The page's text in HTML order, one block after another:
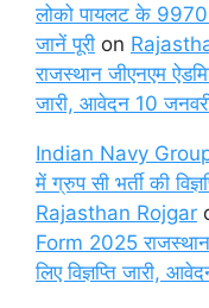
लोको पायलट के 9970
जानें पूरी on
राजस्थान जीएनएम
जारी, आवेदन 10
Indian Navy
में ग्रुप सी भर्ती की
Rajasthan Rojgar
Form 2025
लिए विज्ञप्ति जारी,